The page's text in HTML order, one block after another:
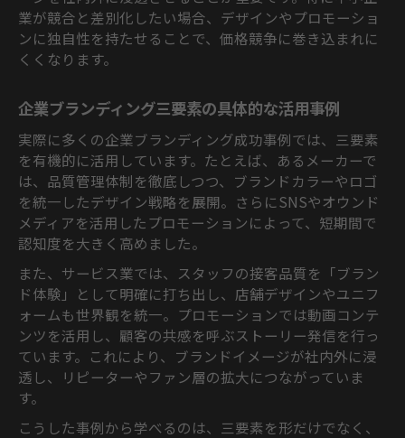
業が競合と差別化したい場合、デザインやプロモーショ
ンに独自性を持たせることで、価格競争に巻き込まれに
くくなります。
企業ブランディング三要素の具体的な活用事例
実際に多くの企業ブランディング成功事例では、三要素
を有機的に活用しています。たとえば、あるメーカーで
は、品質管理体制を徹底しつつ、ブランドカラーやロゴ
を統一したデザイン戦略を展開。さらにSNSやオウンド
メディアを活用したプロモーションによって、短期間で
認知度を大きく高めました。
また、サービス業では、スタッフの接客品質を「ブラン
ド体験」として明確に打ち出し、店舗デザインやユニフ
ォームも世界観を統一。プロモーションでは動画コンテ
ンツを活用し、顧客の共感を呼ぶストーリー発信を行っ
ています。これにより、ブランドイメージが社内外に浸
透し、リピーターやファン層の拡大につながっていま
す。
こうした事例から学べるのは、三要素を形だけでなく、